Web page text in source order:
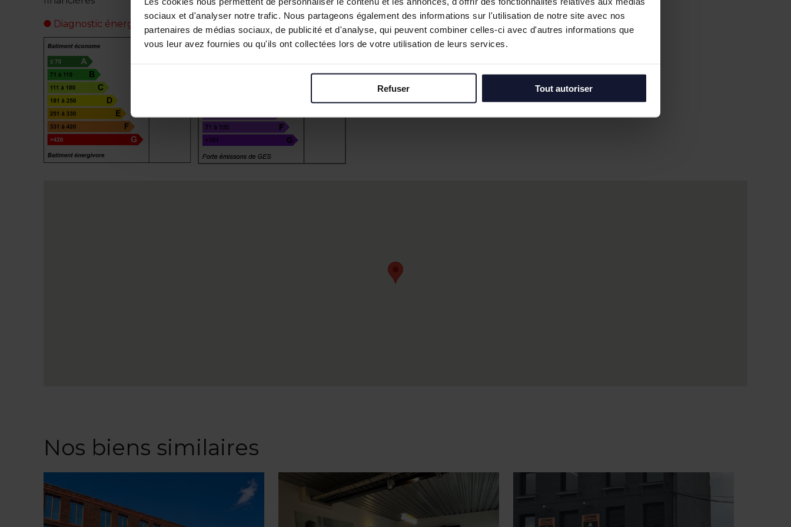
sociaux et d'analyser notre trafic. Nous partageons également des informations sur l'utilisation de notre site avec nos
partenaires de médias sociaux, de publicité et d'analyse, qui peuvent combiner celles-ci avec d'autres informations que
vous leur avez fournies ou qu'ils ont collectées lors de votre utilisation de leurs services.
Refuser Tout autoriser
Diagnostic énergétique
Nos biens similaires